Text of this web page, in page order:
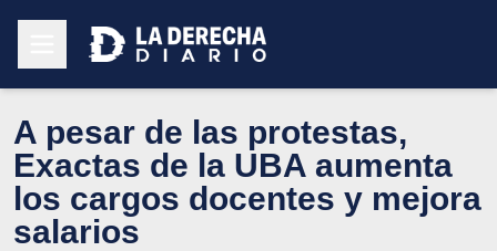
A pesar de las protestas,
Exactas de la UBA aumenta
los cargos docentes y mejora
salarios